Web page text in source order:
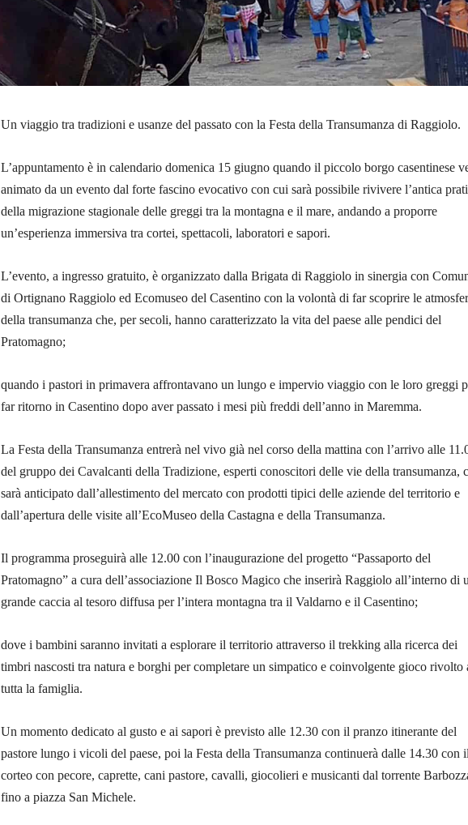
Un viaggio tra tradizioni e usanze del passato con la Festa della Transumanza di Raggiolo.
L’appuntamento è in calendario domenica 15 giugno quando il piccolo borgo casentinese
animato da un evento dal forte fascino evocativo con cui sarà possibile rivivere l’antica
della migrazione stagionale delle greggi tra la montagna e il mare, andando a proporre
un’esperienza immersiva tra cortei, spettacoli, laboratori e sapori.
L’evento, a ingresso gratuito, è organizzato dalla Brigata di Raggiolo in sinergia con
di Ortignano Raggiolo ed Ecomuseo del Casentino con la volontà di far scoprire le
della transumanza che, per secoli, hanno caratterizzato la vita del paese alle pendici del
Pratomagno;
quando i pastori in primavera affrontavano un lungo e impervio viaggio con le loro greggi
far ritorno in Casentino dopo aver passato i mesi più freddi dell’anno in Maremma.
La Festa della Transumanza entrerà nel vivo già nel corso della mattina con l’arrivo alle
del gruppo dei Cavalcanti della Tradizione, esperti conoscitori delle vie della transumanza,
sarà anticipato dall’allestimento del mercato con prodotti tipici delle aziende del territorio e
dall’apertura delle visite all’EcoMuseo della Castagna e della Transumanza.
Il programma proseguirà alle 12.00 con l’inaugurazione del progetto “Passaporto del
Pratomagno” a cura dell’associazione Il Bosco Magico che inserirà Raggiolo all’interno di
grande caccia al tesoro diffusa per l’intera montagna tra il Valdarno e il Casentino;
dove i bambini saranno invitati a esplorare il territorio attraverso il trekking alla ricerca dei
timbri nascosti tra natura e borghi per completare un simpatico e coinvolgente gioco rivolto
tutta la famiglia.
Un momento dedicato al gusto e ai sapori è previsto alle 12.30 con il pranzo itinerante del
pastore lungo i vicoli del paese, poi la Festa della Transumanza continuerà dalle 14.30 con il
corteo con pecore, caprette, cani pastore, cavalli, giocolieri e musicanti dal torrente
fino a piazza San Michele.